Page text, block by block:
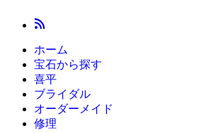
ホーム
宝石から探す
喜平
ブライダル
オーダーメイド
修理